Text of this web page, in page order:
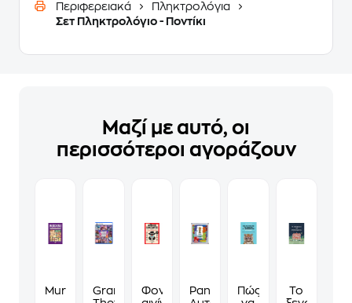
Περιφερειακά
Πληκτρολόγια
Σετ Πληκτρολόγιο - Ποντίκι
Μαζί με αυτό, οι
περισσότεροι αγοράζουν
MurdokuGrand
Φονικά
Panini
Πώς
Το